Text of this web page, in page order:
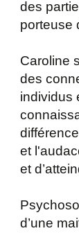
des
porteuse
Caroline
des
individus
et
et
d’une